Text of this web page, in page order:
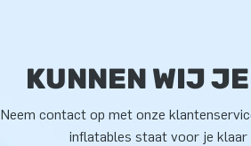
KUNNEN WIJ
Neem contact op met onze
inflatables staat voor je klaar